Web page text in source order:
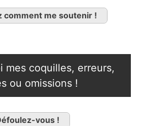
comment me soutenir !
mes coquilles, erreurs,
ou omissions !
vous !